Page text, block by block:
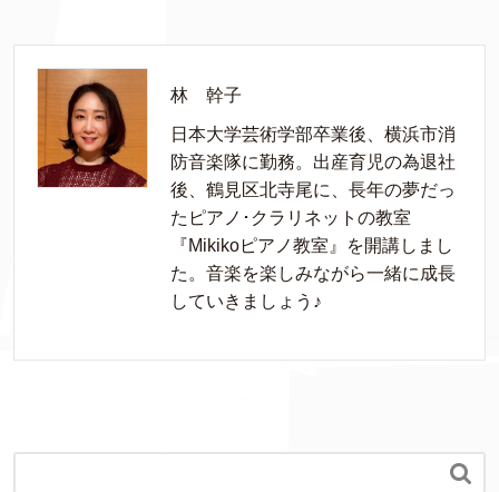
林 幹子
日本大学芸術学部卒業後、横浜市消
防音楽隊に勤務。出産育児の為退社
後、鶴見区北寺尾に、長年の夢だっ
たピアノ･クラリネットの教室
『Mikikoピアノ教室』を開講しまし
た。音楽を楽しみながら一緒に成長
していきましょう♪
